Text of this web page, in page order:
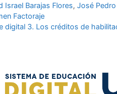
Israel Barajas Flores, José Pedro
Factoraje
digital 3. Los créditos de